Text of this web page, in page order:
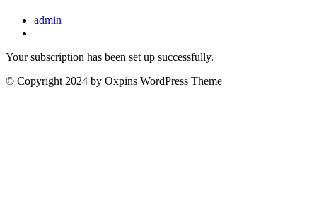
admin
Your subscription has been set up successfully.
© Copyright 2024 by Oxpins WordPress Theme